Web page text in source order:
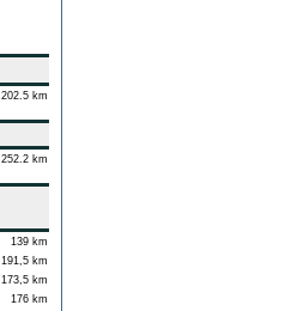
202.5 km
252.2 km
139 km
191,5 km
173,5 km
176 km